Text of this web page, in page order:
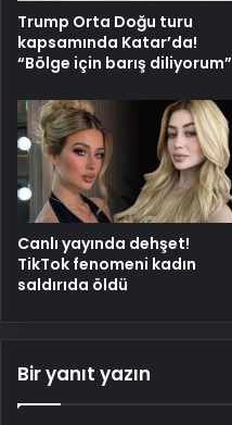
Trump Orta Doğu turu
kapsamında Katar’da!
“Bölge için barış diliyorum”
Canlı yayında dehşet!
TikTok fenomeni kadın
saldırıda öldü
Bir yanıt yazın